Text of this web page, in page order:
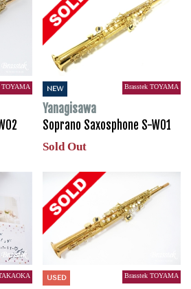
TOYAMA NEW Brasstek TOYAMA
Yanagisawa
Soprano Saxosphone S-WO1
Sold Out
USED Brasstek TOYAMA